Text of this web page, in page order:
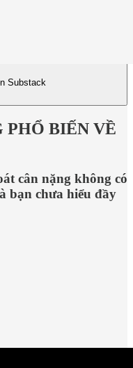
Substack
PHỔ BIẾN VỀ
cân nặng không có
bạn chưa hiểu đầy